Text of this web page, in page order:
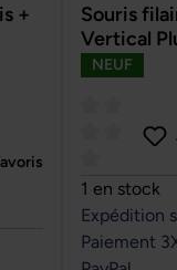
+
5 étoiles
Souris
Vertical
NEUF
Note
1 en stock
Expédition
Paiement